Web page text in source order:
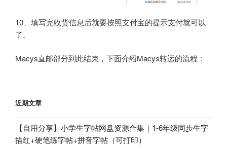
10、填写完收货信息后就要按照支付宝的提示支付就可以
了。
Macys直邮部分到此结束，下面介绍Macys转运的流程：
近期文章
【自用分享】小学生字帖网盘资源合集｜1-6年级同步生字
描红+硬笔练字帖+拼音字帖（可打印）